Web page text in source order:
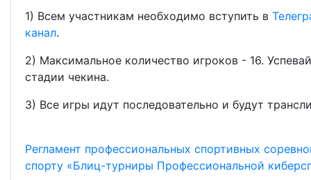
1) Всем участникам необходимо вступить в
канал.
2) Максимальное количество игроков - 16.
стадии чекина.
3) Все игры идут последовательно и будут
Регламент профессиональных спортивных
спорту «Блиц-турниры Профессиональной